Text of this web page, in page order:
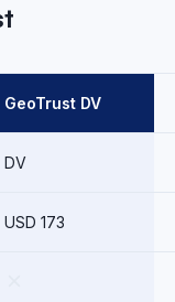
GeoTrust DV
DV
USD 173